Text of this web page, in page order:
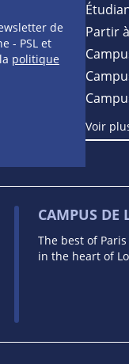
de
- PSL et
politique
Partir
Voir
CAMPUS DE
The best of
in the heart of